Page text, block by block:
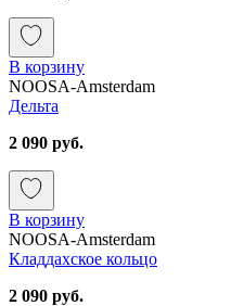
В корзину
NOOSA-Amsterdam
Дельта
2 090 руб.
В корзину
NOOSA-Amsterdam
Кладдахское кольцо
2 090 руб.